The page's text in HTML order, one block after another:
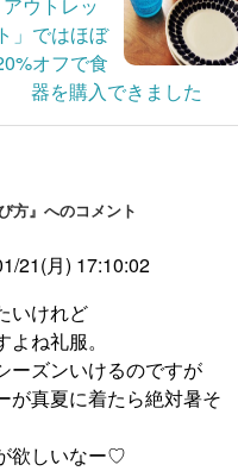
アウトレッ
ト」ではほぼ
オフで食
器を購入できました
方』へのコメント
21(月) 17:10:02
いけれど
ね礼服。
ーズンいけるのですが
真夏に着たら絶対暑そ
欲しいなー♡